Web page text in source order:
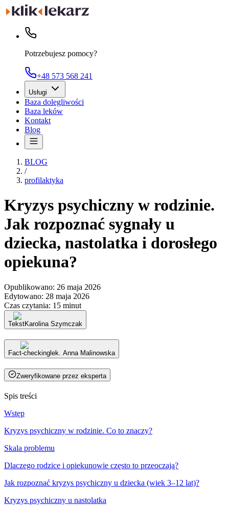
Potrzebujesz pomocy?
+48 573 568 241
Usługi
Baza dolegliwości
Baza leków
Kontakt
Blog
BLOG
/
profilaktyka
Kryzys psychiczny w rodzinie.
Jak rozpoznać sygnały u
dziecka, nastolatka i dorosłego
opiekuna?
Opublikowano: 26 maja 2026
Edytowano: 28 maja 2026
Czas czytania: 15 minut
TekstKarolina Szymczak
Fact-checking lek. Anna Malinowska
Zweryfikowane przez eksperta
Spis treści
Wstęp
Kryzys psychiczny w rodzinie. Co to znaczy?
Skala problemu
Dlaczego rodzice i opiekunowie często to przeoczają?
Jak rozpoznać kryzys psychiczny u dziecka (wiek 3–12 lat)?
Kryzys psychiczny u nastolatka